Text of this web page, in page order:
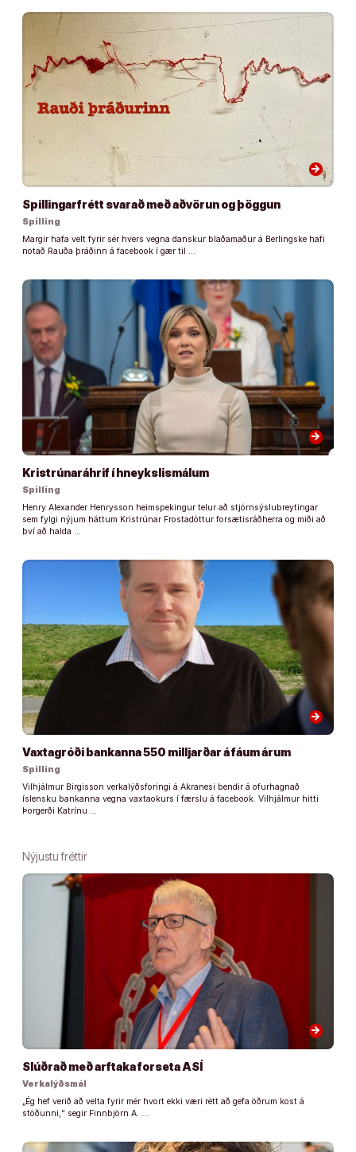
arrow_forward
Spillingarfrétt svarað með aðvörun og þöggun
Spilling
Margir hafa velt fyrir sér hvers vegna danskur blaðamaður á Berlingske hafi
notað Rauða þráðinn á facebook í gær til …
arrow_forward
Kristrúnaráhrif í hneykslismálum
Spilling
Henry Alexander Henrysson heimspekingur telur að stjórnsýslubreytingar
sem fylgi nýjum háttum Kristrúnar Frostadóttur forsætisráðherra og miði að
því að halda …
arrow_forward
Vaxtagróði bankanna 550 milljarðar á fáum árum
Spilling
Vilhjálmur Birgisson verkalýðsforingi á Akranesi bendir á ofurhagnað
íslensku bankanna vegna vaxtaokurs í færslu á facebook. Vilhjálmur hitti
Þorgerði Katrínu …
Nýjustu fréttir
arrow_forward
Slúðrað með arftaka forseta ASÍ
Verkalýðsmál
„Ég hef verið að velta fyrir mér hvort ekki væri rétt að gefa öðrum kost á
stöðunni,“ segir Finnbjörn A. …